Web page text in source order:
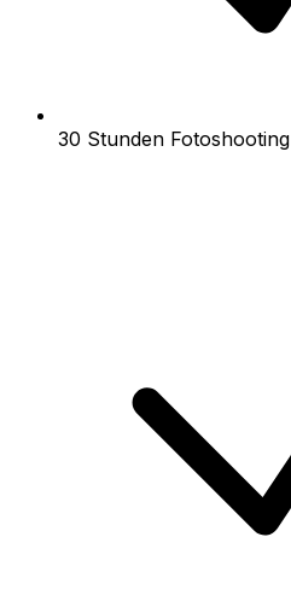
30 Stunden Fotoshooting